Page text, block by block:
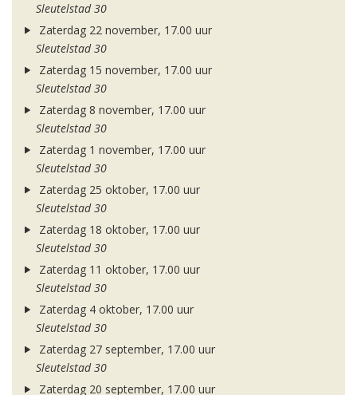
Sleutelstad 30
Zaterdag 22 november, 17.00 uur
Sleutelstad 30
Zaterdag 15 november, 17.00 uur
Sleutelstad 30
Zaterdag 8 november, 17.00 uur
Sleutelstad 30
Zaterdag 1 november, 17.00 uur
Sleutelstad 30
Zaterdag 25 oktober, 17.00 uur
Sleutelstad 30
Zaterdag 18 oktober, 17.00 uur
Sleutelstad 30
Zaterdag 11 oktober, 17.00 uur
Sleutelstad 30
Zaterdag 4 oktober, 17.00 uur
Sleutelstad 30
Zaterdag 27 september, 17.00 uur
Sleutelstad 30
Zaterdag 20 september, 17.00 uur